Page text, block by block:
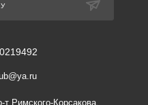
т Римского-Корсакова,